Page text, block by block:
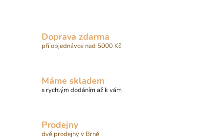
Doprava zdarma
při objednávce nad 5000 Kč
Máme skladem
s rychlým dodáním až k vám
Prodejny
dvě prodejny v Brně